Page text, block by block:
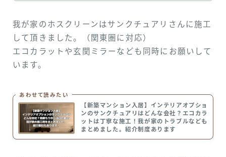
我が家のホスクリーンはサンクチュアリさんに施工
して頂きました。（関東圏に対応）
エコカラットや玄関ミラーなども同時にお願いして
います。
あわせて読みたい
【新築マンション入居】インテリアオプショ
ンのサンクチュアリはどんな会社？エコカラ
ットは丁寧な施工！我が家のトラブルなども
まとめました。紹介制度あります